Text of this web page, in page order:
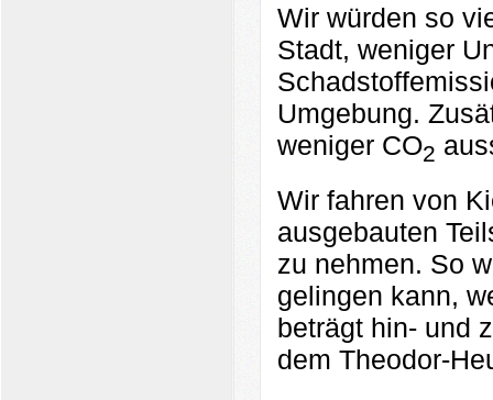
Wir würden so
Stadt, weniger
Umgebung.
weniger CO2
Wir fahren von
ausgebauten
zu nehmen. So
gelingen kann,
beträgt hin- und
dem Theodor-